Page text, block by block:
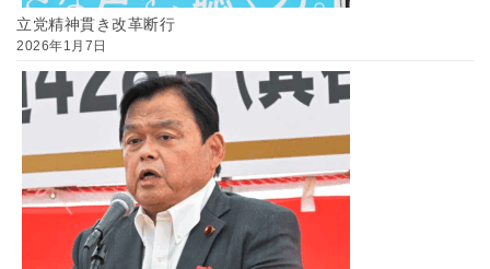
立党精神貫き改革断行
2026年1月7日